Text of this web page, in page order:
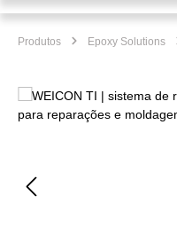
Produtos Epoxy Solutions
Ignorar galeria de imagens